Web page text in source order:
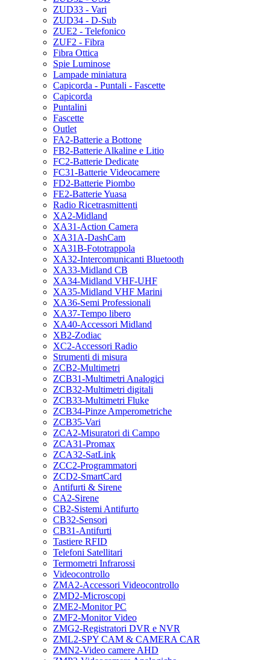
ZUD33 - Vari
ZUD34 - D-Sub
ZUE2 - Telefonico
ZUF2 - Fibra
Fibra Ottica
Spie Luminose
Lampade miniatura
Capicorda - Puntali - Fascette
Capicorda
Puntalini
Fascette
Outlet
FA2-Batterie a Bottone
FB2-Batterie Alkaline e Litio
FC2-Batterie Dedicate
FC31-Batterie Videocamere
FD2-Batterie Piombo
FE2-Batterie Yuasa
Radio Ricetrasmittenti
XA2-Midland
XA31-Action Camera
XA31A-DashCam
XA31B-Fototrappola
XA32-Intercomunicanti Bluetooth
XA33-Midland CB
XA34-Midland VHF-UHF
XA35-Midland VHF Marini
XA36-Semi Professionali
XA37-Tempo libero
XA40-Accessori Midland
XB2-Zodiac
XC2-Accessori Radio
Strumenti di misura
ZCB2-Multimetri
ZCB31-Multimetri Analogici
ZCB32-Multimetri digitali
ZCB33-Multimetri Fluke
ZCB34-Pinze Amperometriche
ZCB35-Vari
ZCA2-Misuratori di Campo
ZCA31-Promax
ZCA32-SatLink
ZCC2-Programmatori
ZCD2-SmartCard
Antifurti & Sirene
CA2-Sirene
CB2-Sistemi Antifurto
CB32-Sensori
CB31-Antifurti
Tastiere RFID
Telefoni Satellitari
Termometri Infrarossi
Videocontrollo
ZMA2-Accessori Videocontrollo
ZMD2-Microscopi
ZME2-Monitor PC
ZMF2-Monitor Video
ZMG2-Registratori DVR e NVR
ZML2-SPY CAM & CAMERA CAR
ZMN2-Video camere AHD